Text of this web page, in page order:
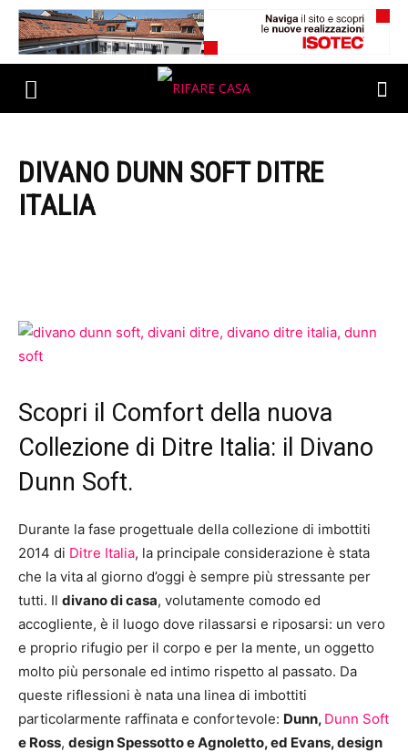
DIVANO DUNN SOFT DITRE
ITALIA
Scopri il Comfort della nuova
Collezione di Ditre Italia: il Divano
Dunn Soft.
Durante la fase progettuale della collezione di imbottiti
2014 di Ditre Italia, la principale considerazione è stata
che la vita al giorno d’oggi è sempre più stressante per
tutti. Il divano di casa, volutamente comodo ed
accogliente, è il luogo dove rilassarsi e riposarsi: un vero
e proprio rifugio per il corpo e per la mente, un oggetto
molto più personale ed intimo rispetto al passato. Da
queste riflessioni è nata una linea di imbottiti
particolarmente raffinata e confortevole: Dunn, Dunn Soft
e Ross, design Spessotto e Agnoletto, ed Evans, design